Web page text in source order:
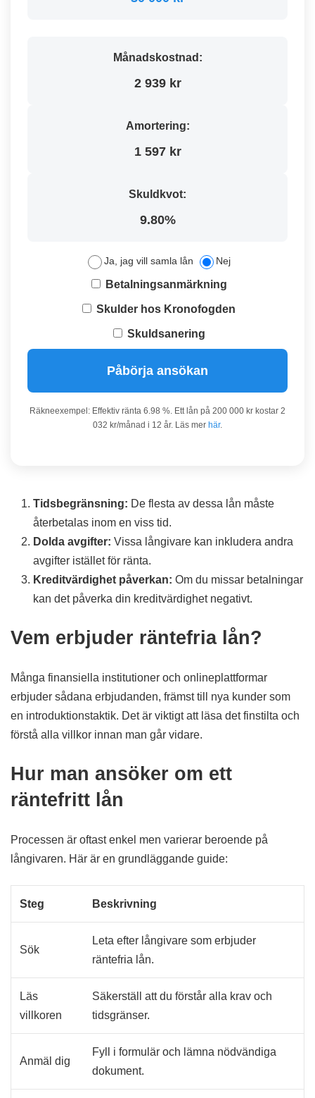
Månadskostnad:
2 939 kr
Amortering:
1 597 kr
Skuldkvot:
9.80%
Ja, jag vill samla lån Nej
Betalningsanmärkning
Skulder hos Kronofogden
Skuldsanering
Påbörja ansökan
Räkneexempel: Effektiv ränta 6.98 %. Ett lån på 200 000 kr kostar 2
032 kr/månad i 12 år. Läs mer här.
Tidsbegränsning: De flesta av dessa lån måste
återbetalas inom en viss tid.
Dolda avgifter: Vissa långivare kan inkludera andra
avgifter istället för ränta.
Kreditvärdighet påverkan: Om du missar betalningar
kan det påverka din kreditvärdighet negativt.
Vem erbjuder räntefria lån?
Många finansiella institutioner och onlineplattformar
erbjuder sådana erbjudanden, främst till nya kunder som
en introduktionstaktik. Det är viktigt att läsa det finstilta och
förstå alla villkor innan man går vidare.
Hur man ansöker om ett
räntefritt lån
Processen är oftast enkel men varierar beroende på
långivaren. Här är en grundläggande guide:
Steg Beskrivning
Sök
Leta efter långivare som erbjuder
räntefria lån.
Läs
villkoren
Säkerställ att du förstår alla krav och
tidsgränser.
Anmäl dig
Fyll i formulär och lämna nödvändiga
dokument.